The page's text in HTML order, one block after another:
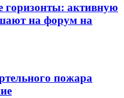
горизонты: активную
на форум на
пожара